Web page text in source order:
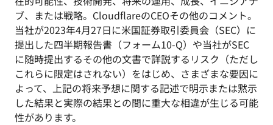
ブ、または戦略。CloudflareのCEOその他のコメント。
当社が2023年4月27日に米国証券取引委員会（SEC）に
提出した四半期報告書（フォーム10-Q）や当社がSEC
に随時提出するその他の文書で詳説するリスク（ただし
これらに限定はされない）をはじめ、さまざまな要因に
よって、上記の将来予想に関する記述で明示または黙示
した結果と実際の結果との間に重大な相違が生じる可能
性があります。